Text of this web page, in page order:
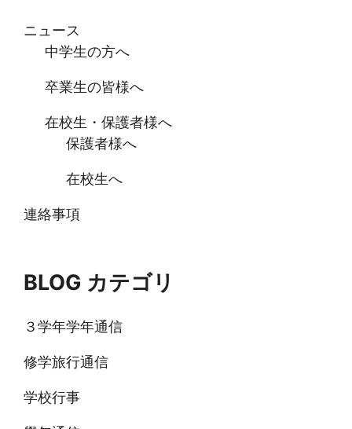
ニュース
中学生の方へ
卒業生の皆様へ
在校生・保護者様へ
保護者様へ
在校生へ
連絡事項
BLOG カテゴリ
３学年学年通信
修学旅行通信
学校行事